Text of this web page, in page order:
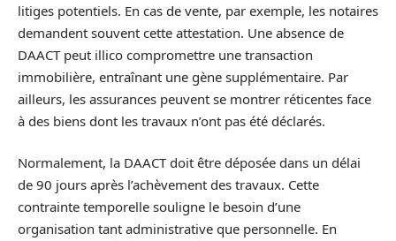
litiges potentiels. En cas de vente, par exemple, les notaires
demandent souvent cette attestation. Une absence de
DAACT peut illico compromettre une transaction
immobilière, entraînant une gène supplémentaire. Par
ailleurs, les assurances peuvent se montrer réticentes face
à des biens dont les travaux n’ont pas été déclarés.
Normalement, la DAACT doit être déposée dans un délai
de 90 jours après l’achèvement des travaux. Cette
contrainte temporelle souligne le besoin d’une
organisation tant administrative que personnelle. En